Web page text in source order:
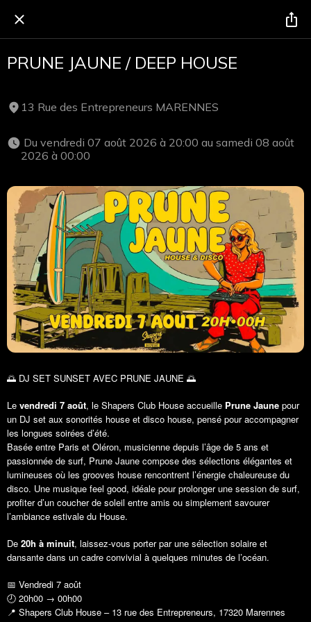
PRUNE JAUNE / DEEP HOUSE
13 Rue des Entrepreneurs MARENNES
2026 à 00:00
🌅 DJ SET SUNSET AVEC PRUNE JAUNE 🌅
Le vendredi 7 août, le Shapers Club House accueille Prune Jaune pour
un DJ set aux sonorités house et disco house, pensé pour accompagner
les longues soirées d’été.
Basée entre Paris et Oléron, musicienne depuis l’âge de 5 ans et
passionnée de surf, Prune Jaune compose des sélections élégantes et
lumineuses où les grooves house rencontrent l’énergie chaleureuse du
disco. Une musique feel good, idéale pour prolonger une session de surf,
profiter d’un coucher de soleil entre amis ou simplement savourer
l’ambiance estivale du House.
De 20h à minuit, laissez-vous porter par une sélection solaire et
dansante dans un cadre convivial à quelques minutes de l’océan.
📅 Vendredi 7 août
🕗 20h00 → 00h00
📍 Shapers Club House – 13 rue des Entrepreneurs, 17320 Marennes